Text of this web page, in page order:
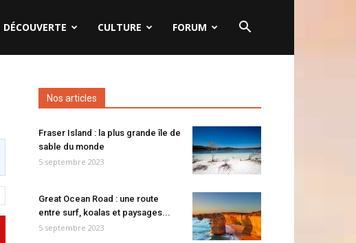
DÉCOUVERTE CULTURE FORUM
Nos articles
Fraser Island : la plus grande île de
sable du monde
5 septembre 2023
Great Ocean Road : une route
entre surf, koalas et paysages...
5 septembre 2023